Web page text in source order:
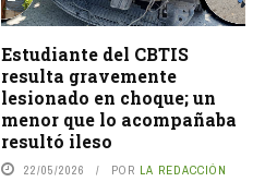
Estudiante del CBTIS
resulta gravemente
lesionado en choque; un
menor que lo acompañaba
resultó ileso
22/05/2026 POR LA REDACCIÓN